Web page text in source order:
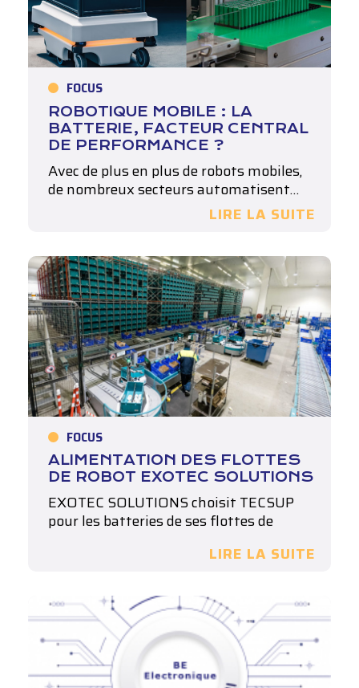
FOCUS
ROBOTIQUE MOBILE : LA
BATTERIE, FACTEUR CENTRAL
DE PERFORMANCE ?
Avec de plus en plus de robots mobiles,
de nombreux secteurs automatisent…
LIRE LA SUITE
FOCUS
ALIMENTATION DES FLOTTES
DE ROBOT EXOTEC SOLUTIONS
EXOTEC SOLUTIONS choisit TECSUP
pour les batteries de ses flottes de
LIRE LA SUITE